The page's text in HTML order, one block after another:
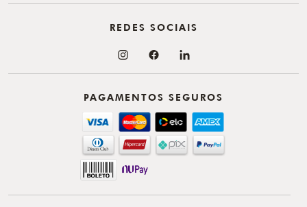
PAGAMENTOS SEGUROS
REDES SOCIAIS